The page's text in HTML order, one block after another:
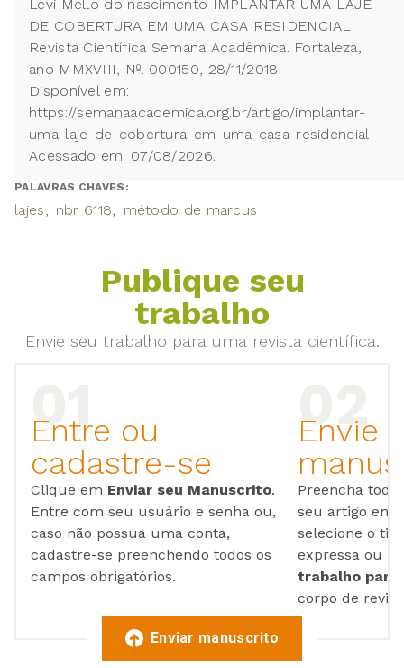
Levi Mello do nascimento IMPLANTAR UMA LAJE
DE COBERTURA EM UMA CASA RESIDENCIAL.
Revista Científica Semana Acadêmica. Fortaleza,
ano MMXVIII, Nº. 000150, 28/11/2018.
Disponível em:
https://semanaacademica.org.br/artigo/implantar-
uma-laje-de-cobertura-em-uma-casa-residencial
Acessado em: 07/08/2026.
PALAVRAS CHAVES:
lajes nbr 6118 método de marcus
Publique seu
trabalho
Envie seu trabalho para uma revista científica.
Entre ou
cadastre-se
Clique em Enviar seu Manuscrito.
Entre com seu usuário e senha ou,
caso não possua uma conta,
cadastre-se preenchendo todos os
campos obrigatórios.
Envie
Preencha
seu artigo em
selecione o
expressa ou
trabalho para
corpo de
Enviar manuscrito